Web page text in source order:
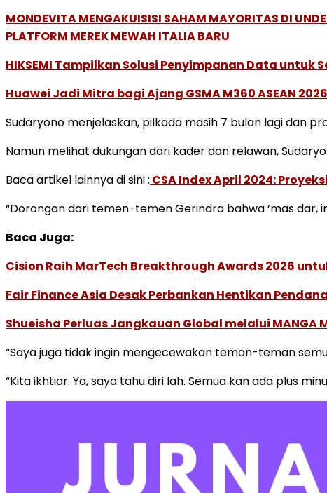
MONDEVITA MENGAKUISISI SAHAM MAYORITAS DI
PLATFORM MEREK MEWAH ITALIA BARU
HIKSEMI Tampilkan Solusi Penyimpanan Data untuk
Huawei Jadi Mitra bagi Ajang GSMA M360 ASEAN 2026
Sudaryono menjelaskan, pilkada masih 7 bulan lagi dan
Namun melihat dukungan dari kader dan relawan,
Baca artikel lainnya di sini : CSA Index April 2024:
“Dorongan dari temen-temen Gerindra bahwa ‘mas dar,
Baca Juga:
Cision Raih MarTech Breakthrough Awards 2026
Fair Finance Asia Desak Perbankan Hentikan
Shueisha Perluas Jangkauan Global melalui MANGA
“Saya juga tidak ingin mengecewakan teman-teman
“Kita ikhtiar. Ya, saya tahu diri lah. Semua kan ada plus